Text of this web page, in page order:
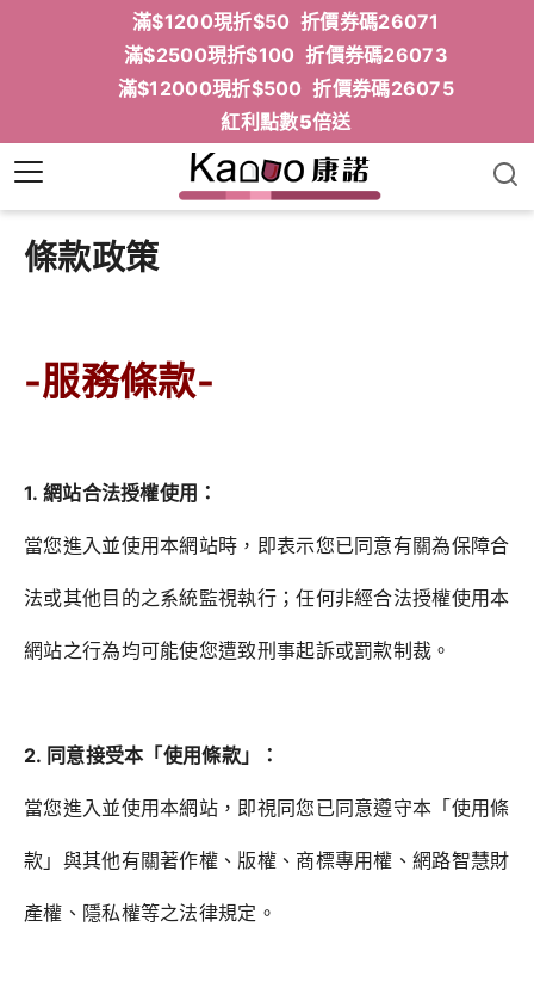
滿$1200現折$50 折價券碼26071
滿$2500現折$100 折價券碼26073
滿$12000現折$500 折價券碼26075
紅利點數5倍送
條款政策
-服務條款-
1. 網站合法授權使用：
當您進入並使用本網站時，即表示您已同意有關為保障合
法或其他目的之系統監視執行；任何非經合法授權使用本
網站之行為均可能使您遭致刑事起訴或罰款制裁。
2. 同意接受本「使用條款」：
當您進入並使用本網站，即視同您已同意遵守本「使用條
款」與其他有關著作權、版權、商標專用權、網路智慧財
產權、隱私權等之法律規定。